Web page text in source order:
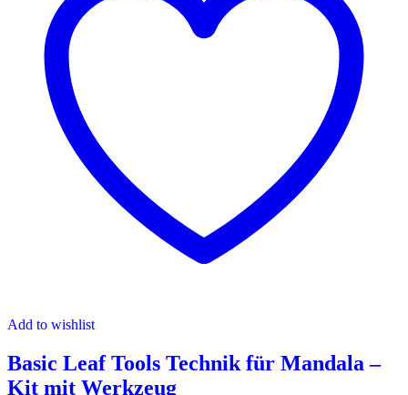
Add to wishlist
Basic Leaf Tools Technik für Mandala –
Kit mit Werkzeug